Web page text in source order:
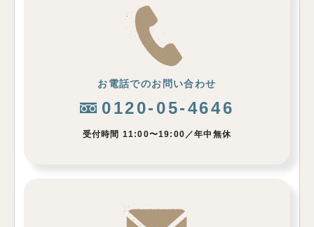
お電話でのお問い合わせ
0120-05-4646
受付時間 11:00〜19:00／年中無休